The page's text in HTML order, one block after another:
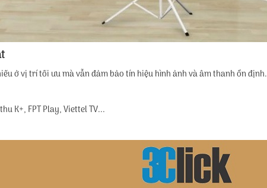
ở vị trí tối ưu mà vẫn đảm bảo tín hiệu hình ảnh và âm thanh ổn định.
K+, FPT Play, Viettel TV...